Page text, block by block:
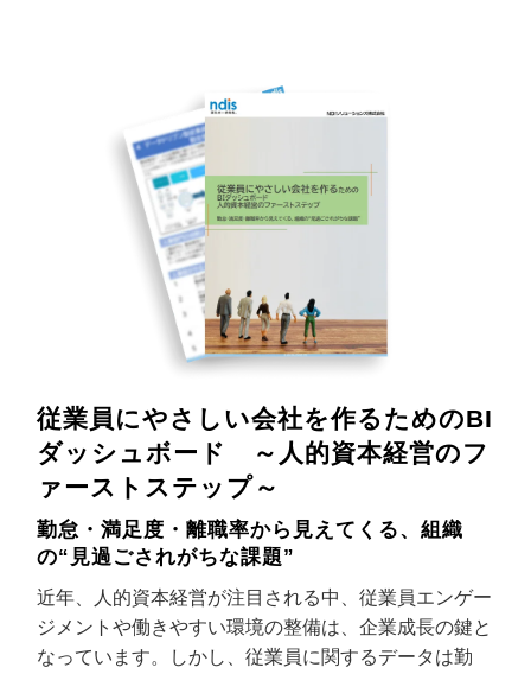
従業員にやさしい会社を作るためのBI
ダッシュボード ～人的資本経営のフ
ァーストステップ～
勤怠・満足度・離職率から見えてくる、組織
の“見過ごされがちな課題”
近年、人的資本経営が注目される中、従業員エンゲー
ジメントや働きやすい環境の整備は、企業成長の鍵と
なっています。しかし、従業員に関するデータは勤